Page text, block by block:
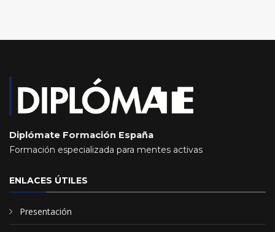
Diplómate Formación España
Formación especializada para mentes activas
ENLACES ÚTILES
Presentación